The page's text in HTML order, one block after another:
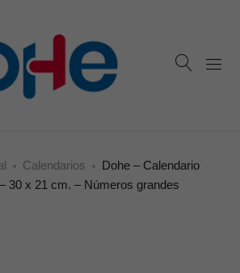
Calendarios
Dohe – Calendario
30 x 21 cm. – Números grandes